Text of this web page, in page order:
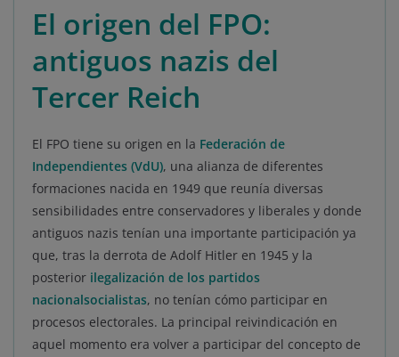
El origen del FPO:
antiguos nazis del
Tercer Reich
El FPO tiene su origen en la Federación de
Independientes (VdU), una alianza de diferentes
formaciones nacida en 1949 que reunía diversas
sensibilidades entre conservadores y liberales y donde
antiguos nazis tenían una importante participación ya
que, tras la derrota de Adolf Hitler en 1945 y la
posterior ilegalización de los partidos
nacionalsocialistas, no tenían cómo participar en
procesos electorales. La principal reivindicación en
aquel momento era volver a participar del concepto de